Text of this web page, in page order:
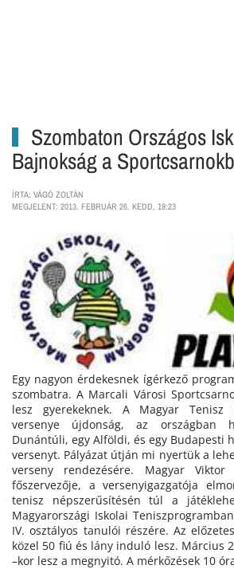
Szombaton Országos
Bajnokság a
ÍRTA: VÁGÓ ZOLTÁN
MEGJELENT: 2013. FEBRUÁR 26. KEDD, 19:23
Egy nagyon érdekesnek ígérkező
szombatra. A Marcali Városi
lesz gyerekeknek. A Magyar Tenisz
versenye újdonság, az országban
Dunántúli, egy Alföldi, és egy Budapesti
versenyt. Pályázat útján mi nyertük a
verseny rendezésére. Magyar
főszervezője, a versenyigazgatója
tenisz népszerűsítésén túl a
Magyarországi Iskolai
IV. osztályos tanulói részére. Az
közel 50 fiú és lány induló lesz. Március
–kor lesz a megnyitó. A mérkőzések 10